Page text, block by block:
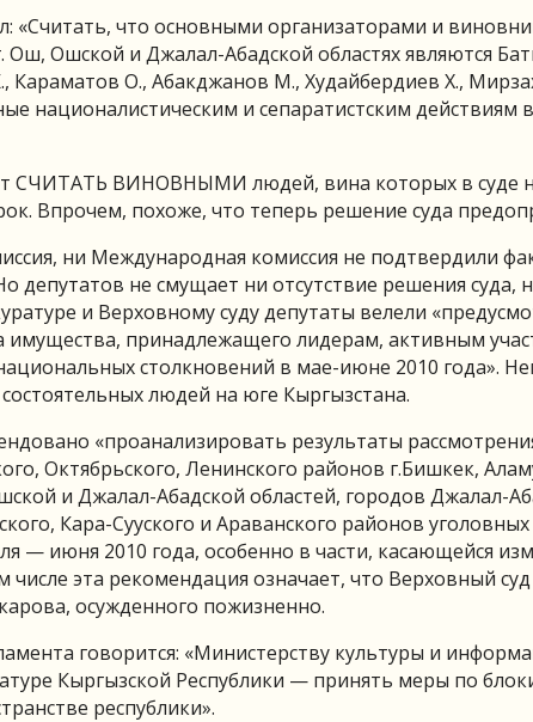
«Считать, что основными организаторами и
Ош, Ошской и Джалал-Абадской областях являются
Караматов О., Абакджанов М., Худайбердиев Х.,
националистическим и сепаратистским действиям
СЧИТАТЬ ВИНОВНЫМИ людей, вина которых в суде
Впрочем, похоже, что теперь решение суда
ни Международная комиссия не подтвердили
депутатов не смущает ни отсутствие решения суда,
и Верховному суду депутаты велели
имущества, принадлежащего лидерам, активным
столкновений в мае-июне 2010 года».
людей на юге Кыргызстана.
«проанализировать результаты
Октябрьского, Ленинского районов г.Бишкек,
и Джалал-Абадской областей, городов Джалал-
Кара-Сууского и Араванского районов
— июня 2010 года, особенно в части, касающейся
эта рекомендация означает, что Верховный
осужденного пожизненно.
говорится: «Министерству культуры и
Кыргызской Республики — принять меры по
республики».